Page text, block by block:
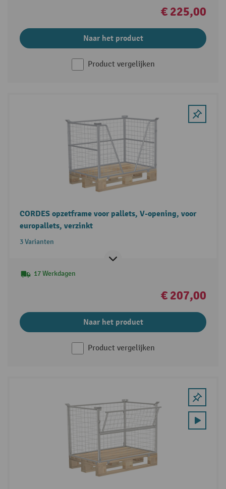
€ 225,00
Naar het product
Product vergelijken
CORDES opzetframe voor pallets, V-opening, voor
europallets, verzinkt
3 Varianten
17 Werkdagen
€ 207,00
Naar het product
Product vergelijken